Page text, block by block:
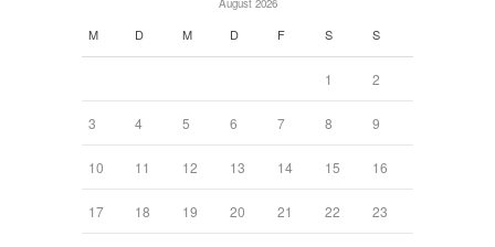
August 2026
M D M D F S S
1 2
3 4 5 6 7 8 9
10 11 12 13 14 15 16
17 18 19 20 21 22 23